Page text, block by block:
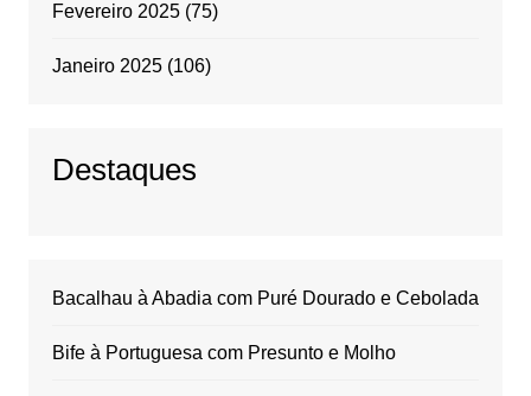
Fevereiro 2025(75)
Janeiro 2025(106)
Destaques
Bacalhau à Abadia com Puré Dourado e Cebolada
Bife à Portuguesa com Presunto e Molho